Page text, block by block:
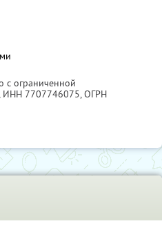
с ограниченной
ИНН 7707746075, ОГРН